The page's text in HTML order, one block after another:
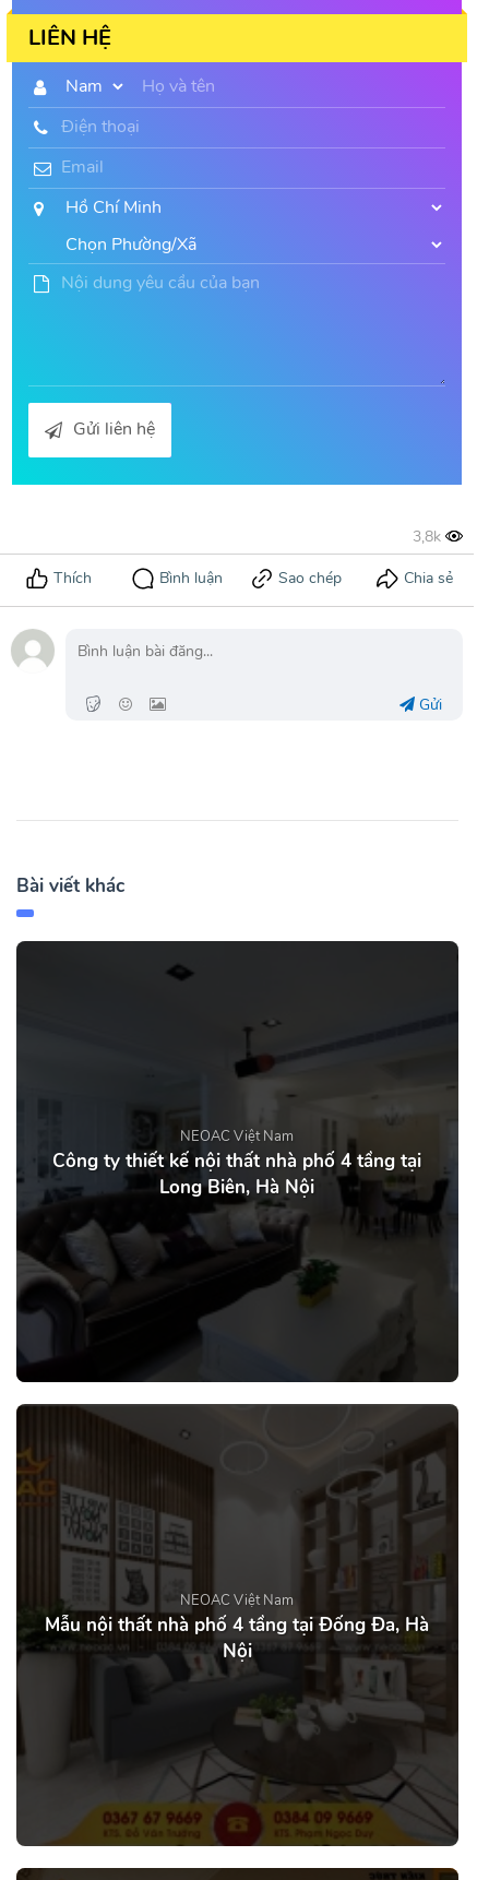
LIÊN HỆ
Gửi liên hệ
Gửi
Bài viết khác
NEOAC Việt Nam
Công ty thiết kế nội thất nhà phố 4 tầng tại
Long Biên, Hà Nội
NEOAC Việt Nam
Mẫu nội thất nhà phố 4 tầng tại Đống Đa, Hà
Nội